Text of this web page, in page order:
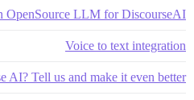
OpenSource LLM for DiscourseAI
Voice to text integration
AI? Tell us and make it even better!